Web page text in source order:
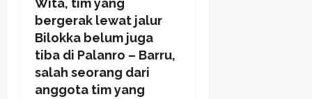
Wita, tim yang
bergerak lewat jalur
Bilokka belum juga
tiba di Palanro – Barru,
salah seorang dari
anggota tim yang